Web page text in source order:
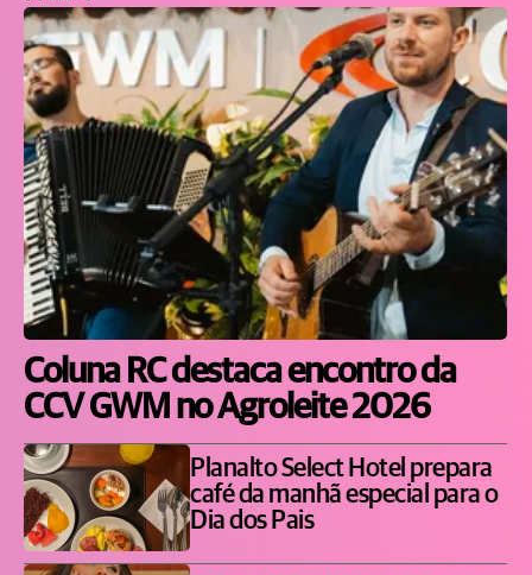
Coluna RC destaca encontro da
CCV GWM no Agroleite 2026
Planalto Select Hotel prepara
café da manhã especial para o
Dia dos Pais